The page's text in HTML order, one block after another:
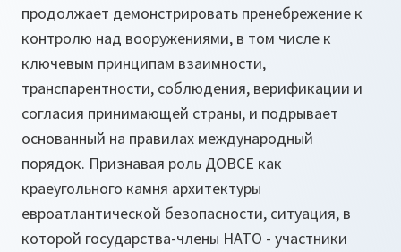
продолжает демонстрировать пренебрежение к
контролю над вооружениями, в том числе к
ключевым принципам взаимности,
транспарентности, соблюдения, верификации и
согласия принимающей страны, и подрывает
основанный на правилах международный
порядок. Признавая роль ДОВСЕ как
краеугольного камня архитектуры
евроатлантической безопасности, ситуация, в
которой государства-члены НАТО - участники